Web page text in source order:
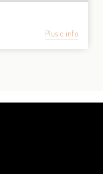
Plus d'info